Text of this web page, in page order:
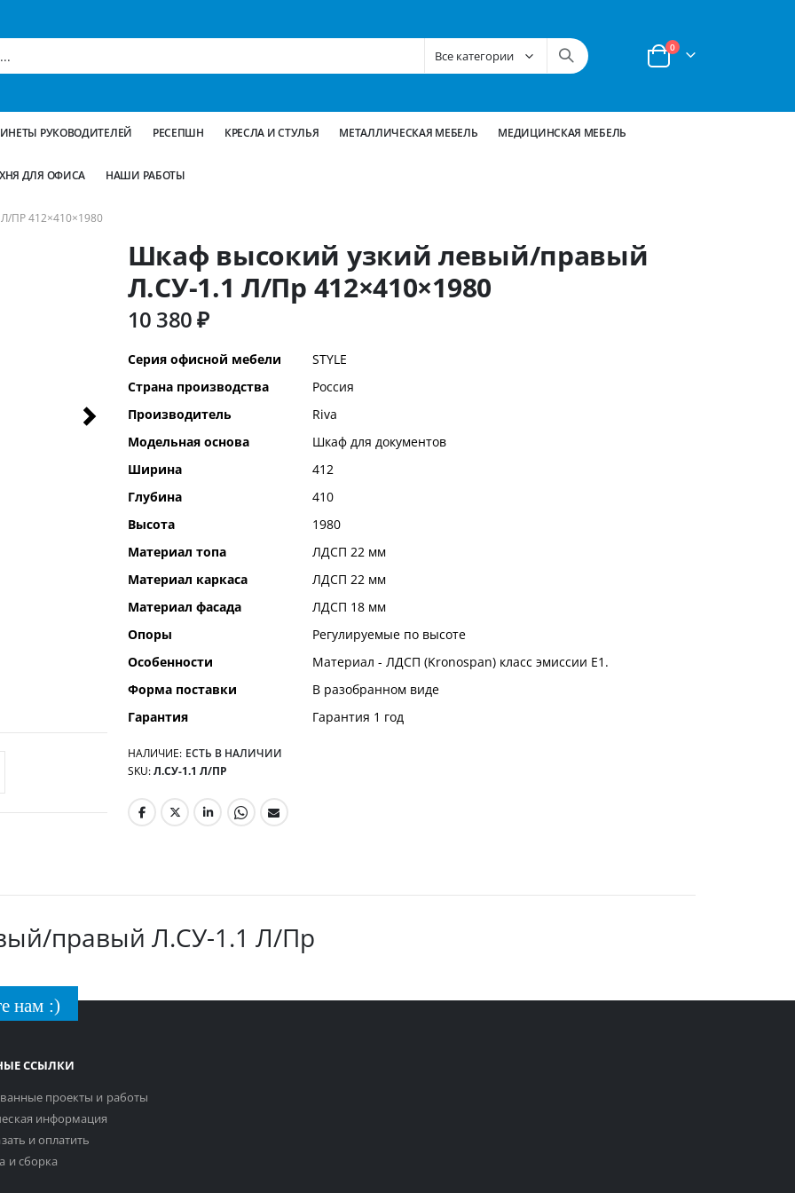
Корзина
0позиции
РУКОВОДИТЕЛЕЙ РЕСЕПШН КРЕСЛА И СТУЛЬЯ МЕТАЛЛИЧЕСКАЯ МЕБЕЛЬ МЕДИЦИНСКАЯ МЕБЕЛЬ
ДЛЯ ОФИСА НАШИ РАБОТЫ
412×410×1980
Шкаф высокий узкий левый/правый
Л.СУ-1.1 Л/Пр 412×410×1980
10 380 ₽
Дополнительная
информация
Серия офисной мебели
STYLE
Страна производства
Россия
Производитель
Riva
Модельная основа
Шкаф для документов
Ширина
412
Глубина
410
Высота
1980
Материал топа
ЛДСП 22 мм
Материал каркаса
ЛДСП 22 мм
Материал фасада
ЛДСП 18 мм
Опоры
Регулируемые по высоте
Особенности
Материал - ЛДСП (Kronospan) класс эмиссии Е1.
Форма поставки
В разобранном виде
Гарантия
Гарантия 1 год
НАЛИЧИЕ: ЕСТЬ В НАЛИЧИИ
SKU Л.СУ-1.1 Л/ПР
правый Л.СУ-1.1 Л/Пр
нам :)
ССЫЛКИ
проекты и работы
информация
и оплатить
и сборка